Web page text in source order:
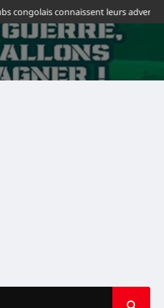
connaissent leurs adversaires en